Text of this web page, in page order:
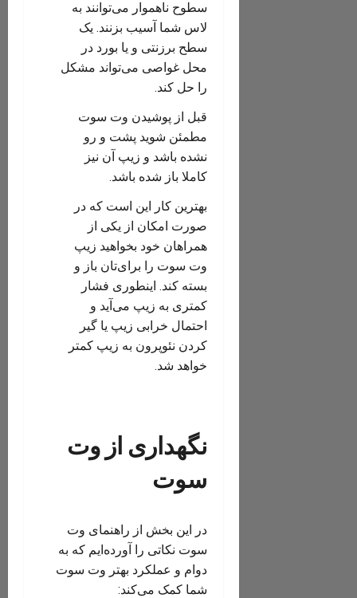
سطوح ناهموار می‌توانند به
لاس شما آسیب بزنند. یک
سطح برزنتی و یا بورد در
محل غواصی می‌تواند مشکل
را حل کند.
قبل از پوشیدن وت سوت
مطمئن شوید پشت و رو
نشده باشد و زیپ آن نیز
کاملا باز شده باشد.
بهترین کار این است که در
صورت امکان از یکی از
همراهان خود بخواهید زیپ
وت سوت را برای‌تان باز و
بسته کند. اینطوری فشار
کمتری به زیپ می‌آید و
احتمال خرابی زیپ یا گیر
کردن نئوپرون به زیپ کمتر
خواهد شد.
نگهداری از وت
سوت
در این بخش از راهنمای وت
سوت نکاتی را آورده‌ایم که به
دوام و عملکرد بهتر وت سوت
شما کمک می‌کند: